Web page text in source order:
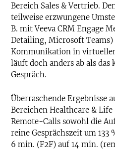
Bereich Sales & Vertrieb.
teilweise erzwungene
B. mit Veeva CRM Engage
Detailing, Microsoft
Kommunikation in
läuft doch anders ab als
Gespräch.
Überraschende Ergebnisse
Bereichen Healthcare & Life
Remote-Calls sowohl die
reine Gesprächszeit um
6 min. (F2F) auf 14 min.